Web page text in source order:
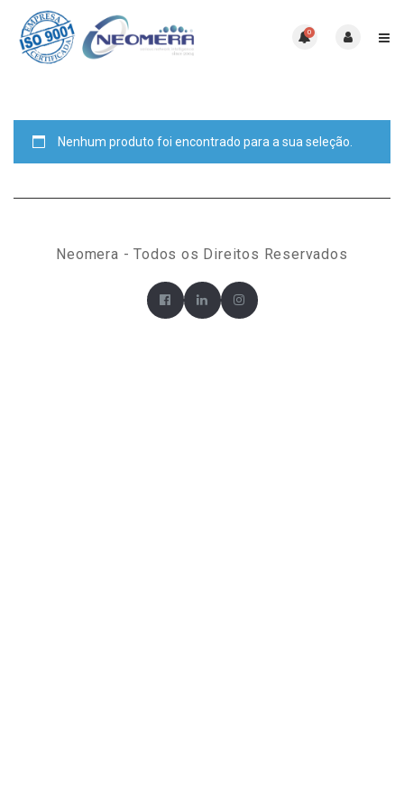
0
Nenhum produto foi encontrado para a sua seleção.
Neomera - Todos os Direitos Reservados